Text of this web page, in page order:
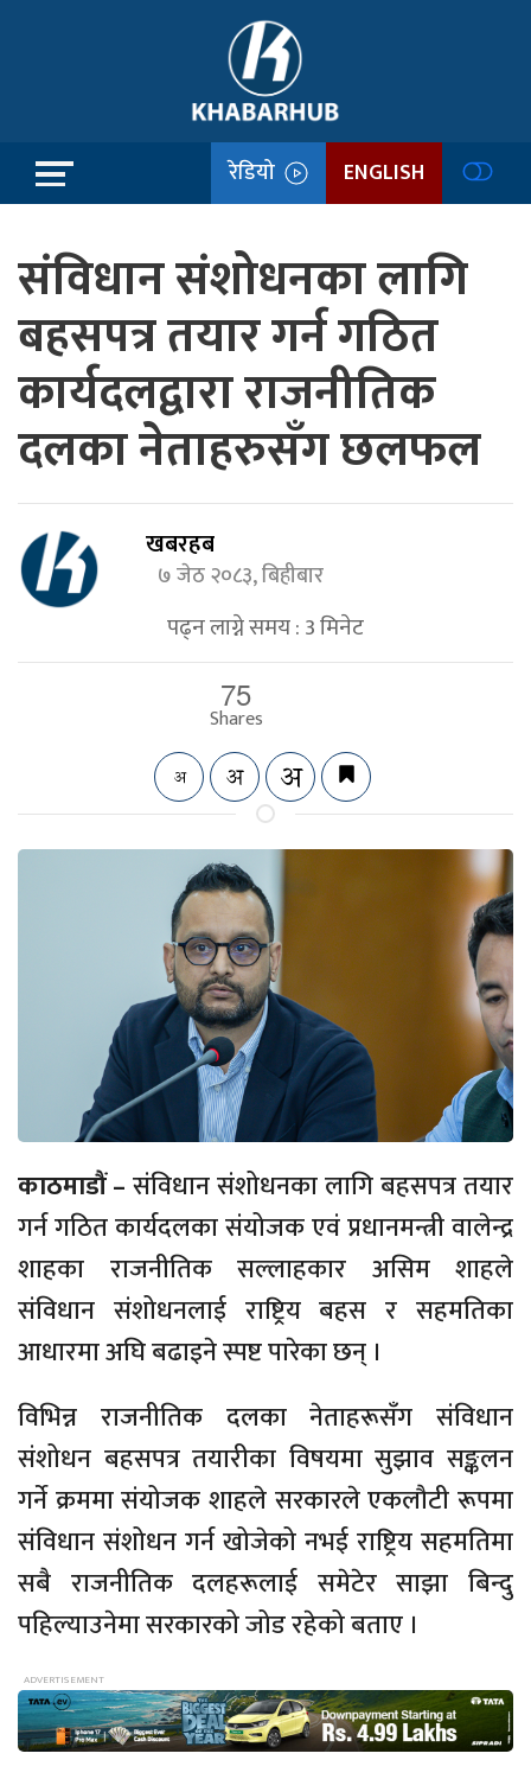
रेडियो ENGLISH
संविधान संशोधनका लागि
बहसपत्र तयार गर्न गठित
कार्यदलद्वारा राजनीतिक
दलका नेताहरुसँग छलफल
खबरहब
७ जेठ २०८३, बिहीबार
पढ्न लाग्ने समय :3मिनेट
75
Shares
काठमाडौं –संविधान संशोधनका लागि बहसपत्र तयार
गर्न गठित कार्यदलका संयोजक एवं प्रधानमन्त्री वालेन्द्र
शाहका राजनीतिक सल्लाहकार असिम शाहले
संविधान संशोधनलाई राष्ट्रिय बहस र सहमतिका
आधारमा अघि बढाइने स्पष्ट पारेका छन् ।
विभिन्न राजनीतिक दलका नेताहरूसँग संविधान
संशोधन बहसपत्र तयारीका विषयमा सुझाव सङ्कलन
गर्ने क्रममा संयोजक शाहले सरकारले एकलौटी रूपमा
संविधान संशोधन गर्न खोजेको नभई राष्ट्रिय सहमतिमा
सबै राजनीतिक दलहरूलाई समेटेर साझा बिन्दु
पहिल्याउनेमा सरकारको जोड रहेको बताए ।